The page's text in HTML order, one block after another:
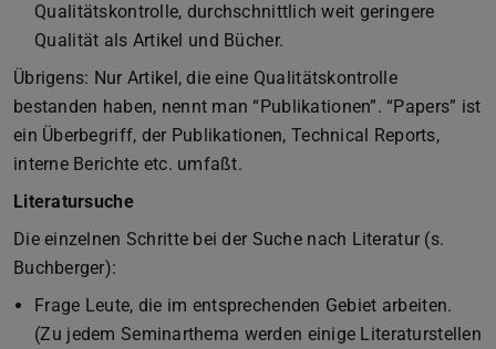
Qualitätskontrolle, durchschnittlich weit geringere
Qualität als Artikel und Bücher.
Übrigens: Nur Artikel, die eine Qualitätskontrolle
bestanden haben, nennt man “Publikationen”. “Papers” ist
ein Überbegriff, der Publikationen, Technical Reports,
interne Berichte etc. umfaßt.
Literatursuche
Die einzelnen Schritte bei der Suche nach Literatur (s.
Buchberger):
Frage Leute, die im entsprechenden Gebiet arbeiten.
(Zu jedem Seminarthema werden einige Literaturstellen